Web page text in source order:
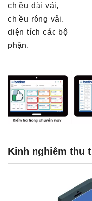
chiều dài vải,
chiều rộng vải,
diện tích các bộ
phận.
Kinh nghiệm thu